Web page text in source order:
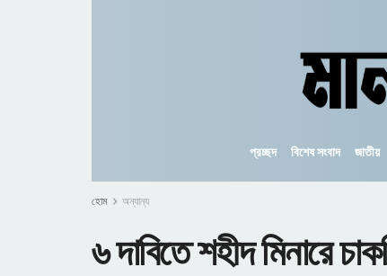
প্রচ্ছদ বিশেষ সংবাদ জাতীয়
হোম অন্যান্য
৬ দাবিতে শহীদ মিনারে